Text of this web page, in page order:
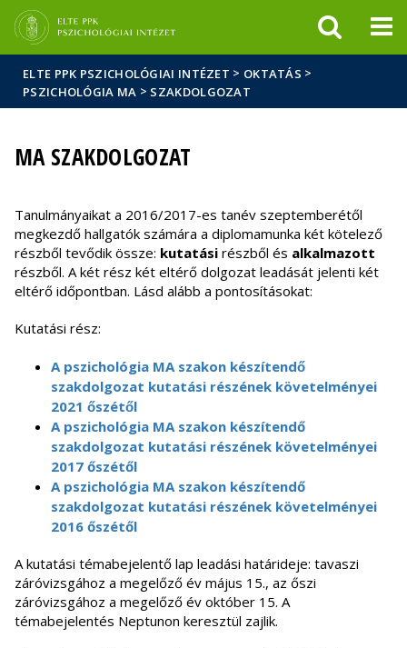
sajtóban
ELTE PPK PSZICHOLÓGIAI INTÉZET > OKTATÁS >
PSZICHOLÓGIA MA > SZAKDOLGOZAT
MA SZAKDOLGOZAT
Tanulmányaikat a 2016/2017-es tanév szeptemberétől
megkezdő hallgatók számára a diplomamunka két kötelező
részből tevődik össze: kutatási részből és alkalmazott
részből. A két rész két eltérő dolgozat leadását jelenti két
eltérő időpontban. Lásd alább a pontosításokat:
Kutatási rész:
A pszichológia MA szakon készítendő
szakdolgozat kutatási részének követelményei
2021 őszétől
A pszichológia MA szakon készítendő
szakdolgozat kutatási részének követelményei
2017 őszétől
A pszichológia MA szakon készítendő
szakdolgozat kutatási részének követelményei
2016 őszétől
A kutatási témabejelentő lap leadási határideje: tavaszi
záróvizsgához a megelőző év május 15., az őszi
záróvizsgához a megelőző év október 15. A
témabejelentés Neptunon keresztül zajlik.